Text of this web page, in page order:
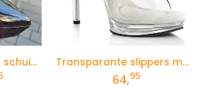
Zwarte pumps met schuine plateau en hoge hak
Huidige
Transparante slippers met hak en plateautje
64,95